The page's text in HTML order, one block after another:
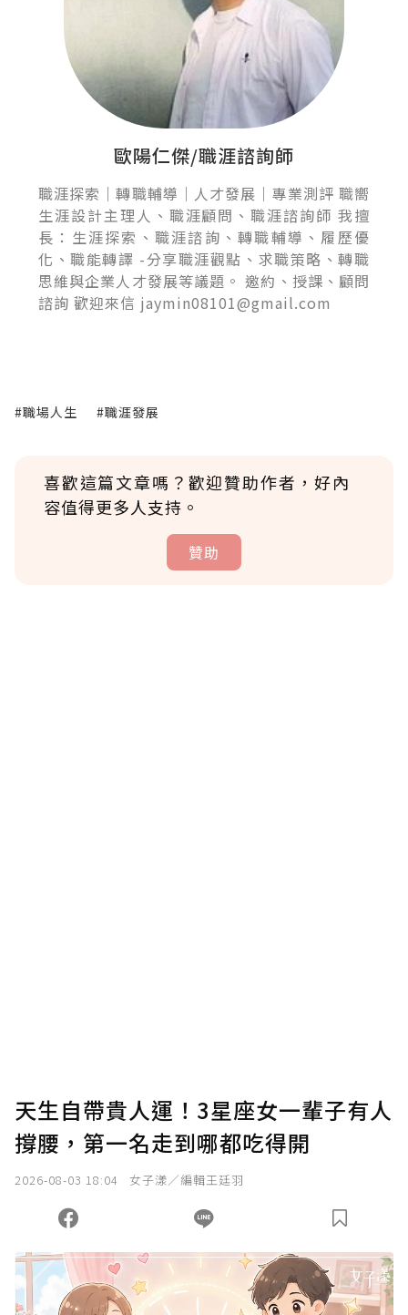
歐陽仁傑/職涯諮詢師
職涯探索｜轉職輔導｜人才發展｜專業測評 職嚮
生涯設計主理人、職涯顧問、職涯諮詢師 我擅
長：生涯探索、職涯諮詢、轉職輔導、履歷優
化、職能轉譯 -分享職涯觀點、求職策略、轉職
思維與企業人才發展等議題。 邀約、授課、顧問
諮詢 歡迎來信 jaymin08101@gmail.com
#職場人生 #職涯發展
喜歡這篇文章嗎？歡迎贊助作者，好內
容值得更多人支持。
贊助
天生自帶貴人運！3星座女一輩子有人
撐腰，第一名走到哪都吃得開
2026-08-03 18:04 女子漾／編輯王廷羽